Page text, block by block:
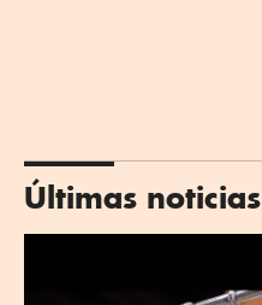
Últimas noticias